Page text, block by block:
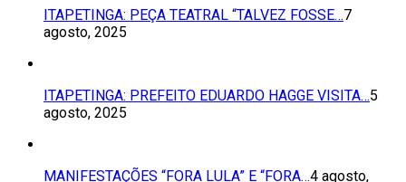
ITAPETINGA: PEÇA TEATRAL “TALVEZ FOSSE…7
agosto, 2025
ITAPETINGA: PREFEITO EDUARDO HAGGE VISITA…5
agosto, 2025
MANIFESTAÇÕES “FORA LULA” E “FORA…4 agosto,